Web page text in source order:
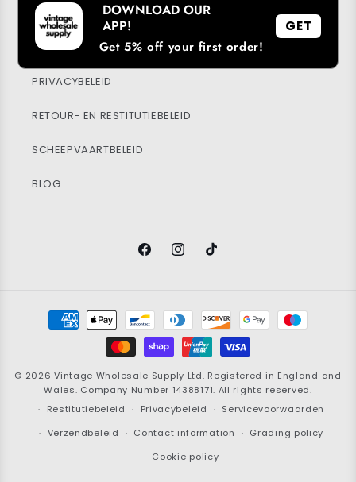
MIJN ACCOUNT
DUURZAAMHEID
PRIVACYBELEID
RETOUR- EN RESTITUTIEBELEID
SCHEEPVAARTBELEID
BLOG
FacebookInstagramTikTok
Betaalmethoden
© 2026Vintage Wholesale Supply Ltd. Registered in England and
Wales. Company Number 14388171. All rights reserved.
Restitutiebeleid
Privacybeleid
Servicevoorwaarden
Verzendbeleid
Contact information
Grading policy
Cookie policy
DOWNLOAD OUR
APP!
Get 5% off your first order!
GET